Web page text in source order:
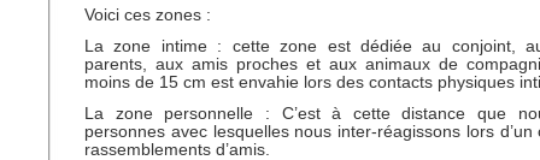
Voici ces zones :
La zone intime : cette zone est dédiée au conjoint,
parents, aux amis proches et aux animaux de
moins de 15 cm est envahie lors des contacts physiques
La zone personnelle : C’est à cette distance que
personnes avec lesquelles nous inter-réagissons lors
rassemblements d’amis.